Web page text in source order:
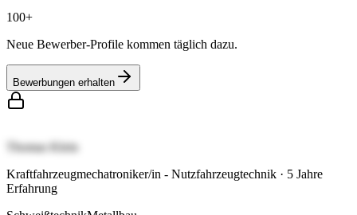
100+
Neue Bewerber-Profile kommen täglich dazu.
Bewerbungen erhalten
Thomas Klein
Kraftfahrzeugmechatroniker/in - Nutzfahrzeugtechnik · 5 Jahre
Erfahrung